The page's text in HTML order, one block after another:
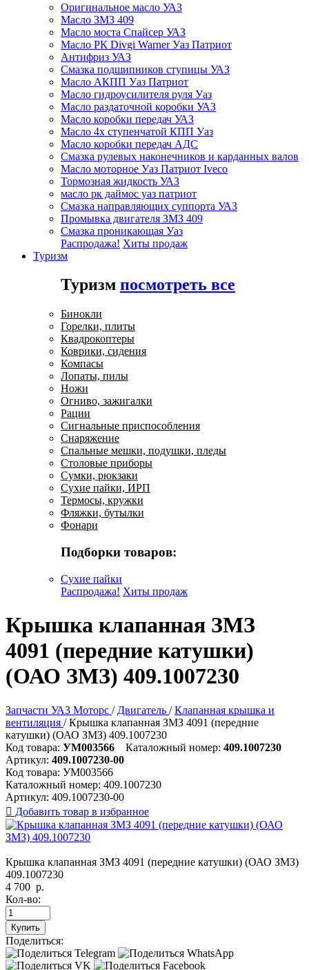
Оригинальное масло УАЗ
Масло ЗМЗ 409
Масло моста Спайсер УАЗ
Масло РК Divgi Warner Уаз Патриот
Антифриз УАЗ
Смазка подшипников ступицы УАЗ
Масло АКПП Уаз Патриот
Масло гидроусилителя руля Уаз
Масло раздаточной коробки УАЗ
Масло коробки передач УАЗ
Масло 4х ступенчатой КПП Уаз
Масло коробки передач АДС
Смазка рулевых наконечников и карданных валов
Масло моторное Уаз Патриот Iveco
Тормозная жидкость УАЗ
масло рк даймос уаз патриот
Смазка направляющих суппорта УАЗ
Промывка двигателя ЗМЗ 409
Смазка проникающая Уаз
Распродажа! Хиты продаж
Туризм
Туризм посмотреть все
Бинокли
Горелки, плиты
Квадрокоптеры
Коврики, сидения
Компасы
Лопаты, пилы
Ножи
Огниво, зажигалки
Рации
Сигнальные приспособления
Снаряжение
Спальные мешки, подушки, пледы
Столовые приборы
Сумки, рюкзаки
Сухие пайки, ИРП
Термосы, кружки
Фляжки, бутылки
Фонари
Подборки товаров:
Сухие пайки
Распродажа! Хиты продаж
Крышка клапанная ЗМЗ
4091 (передние катушки)
(ОАО ЗМЗ) 409.1007230
Запчасти УАЗ Моторс / Двигатель / Клапанная крышка и
вентиляция / Крышка клапанная ЗМЗ 4091 (передние
катушки) (ОАО ЗМЗ) 409.1007230
Код товара: УМ003566 Каталожный номер: 409.1007230
Артикул: 409.1007230-00
Код товара: УМ003566
Каталожный номер: 409.1007230
Артикул: 409.1007230-00
 Добавить товар в избранное
Крышка клапанная ЗМЗ 4091 (передние катушки) (ОАО ЗМЗ)
409.1007230
4 700 р.
Кол-во:
Купить
Поделиться: